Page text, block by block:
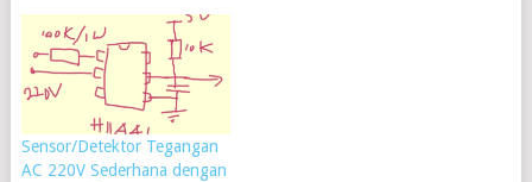
Sensor/Detektor Tegangan
AC 220V Sederhana dengan